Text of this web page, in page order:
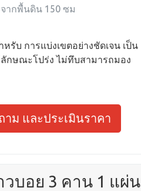
ากพื้นดิน 150 ซม
หรับ การแบ่งเขตอย่างชัดเจน เป็น
กษณะโปร่ง ไม่ทึบสามารถมอง
าม และประเมินราคา
วบอย 3 คาน 1 แผ่น